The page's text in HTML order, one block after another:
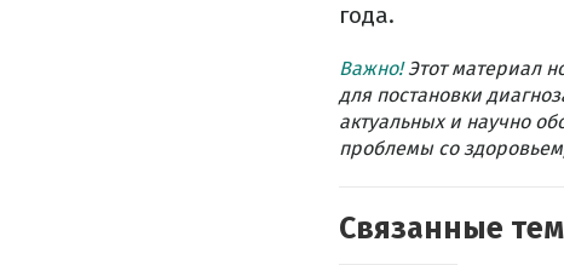
года.
Важно!Этот материал
для постановки
актуальных и научно
проблемы со
Связанные